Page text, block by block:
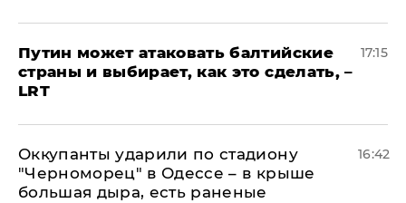
Путин может атаковать балтийские
страны и выбирает, как это сделать, –
LRT
17:15
Оккупанты ударили по стадиону
"Черноморец" в Одессе – в крыше
большая дыра, есть раненые
16:42